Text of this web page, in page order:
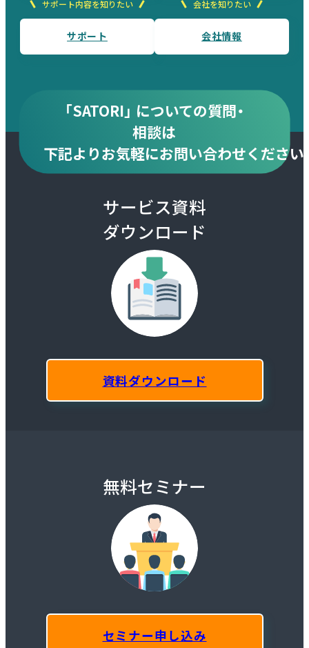
サポート内容を知りたい
サポート
会社を知りたい
会社情報
「SATORI」 についての質問・
相談は
下記よりお気軽にお問い合わせください
サービス資料
ダウンロード
資料ダウンロード
無料セミナー
セミナー申し込み